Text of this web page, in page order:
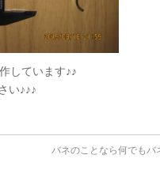
しています♪♪
い♪♪♪
バネのことなら何でもバ